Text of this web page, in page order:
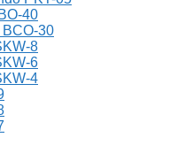
40
30
8
6
4